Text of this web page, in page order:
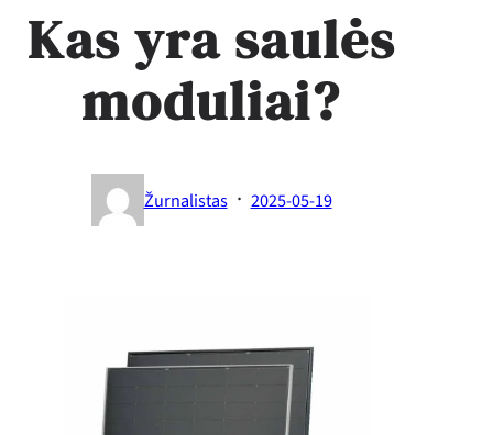
Kas yra saulės
moduliai?
Žurnalistas · 2025-05-19